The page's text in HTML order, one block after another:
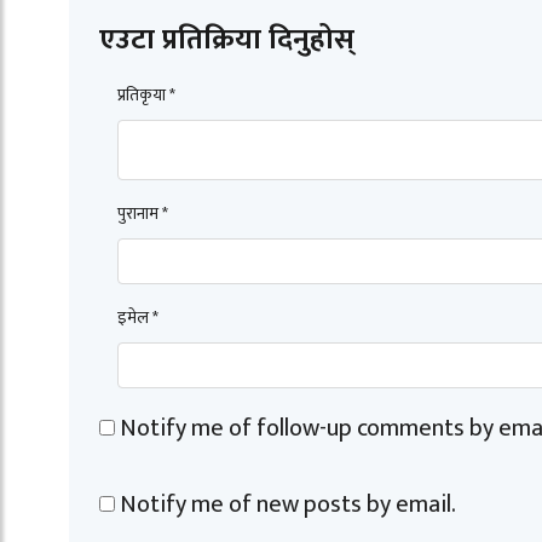
एउटा प्रतिक्रिया दिनुहोस्
प्रतिकृया *
पुरानाम *
इमेल *
Notify me of follow-up comments by
Notify me of new posts by email.